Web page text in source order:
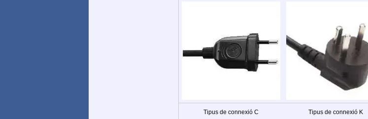
Tipus de connexió C Tipus de connexió K